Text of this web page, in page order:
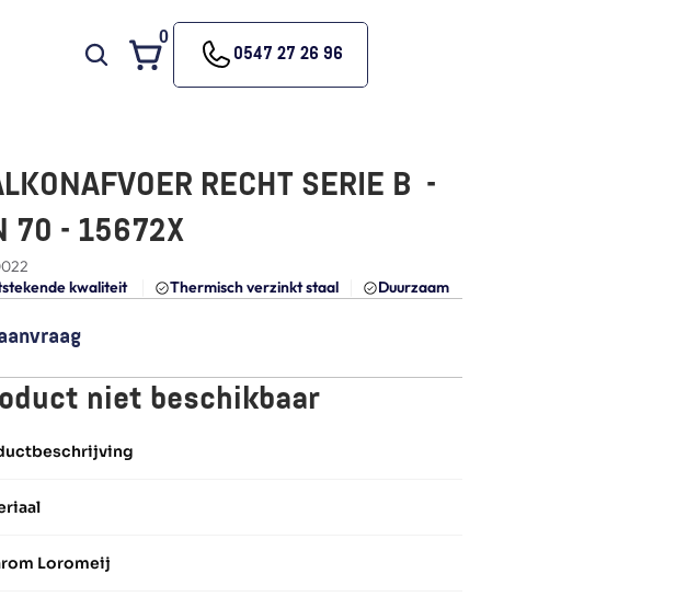
0
0547 27 26 96
RECHT SERIE B  -
70 - 15672X
kwaliteit
Thermisch verzinkt staal Duurzaam
niet beschikbaar
Loromeij